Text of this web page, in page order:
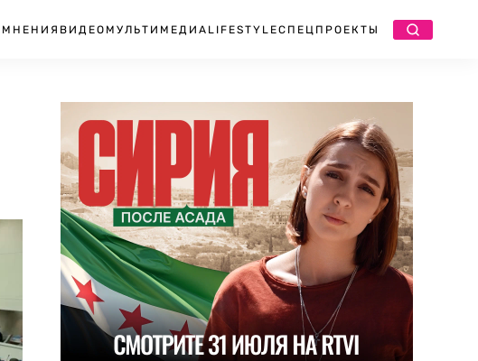
МНЕНИЯ ВИДЕО МУЛЬТИМЕДИА LIFESTYLEСПЕЦПРОЕКТЫ